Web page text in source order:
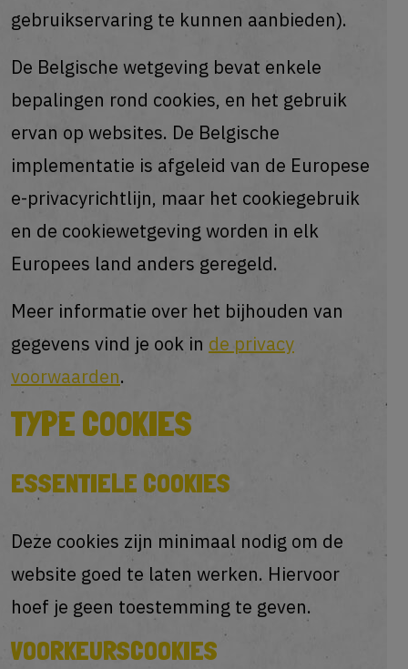
gebruikservaring te kunnen aanbieden).
De Belgische wetgeving bevat enkele
bepalingen rond cookies, en het gebruik
ervan op websites. De Belgische
implementatie is afgeleid van de Europese
e-privacyrichtlijn, maar het cookiegebruik
en de cookiewetgeving worden in elk
Europees land anders geregeld.
Meer informatie over het bijhouden van
gegevens vind je ook in de privacy
voorwaarden.
TYPE COOKIES
ESSENTIELE COOKIES
Deze cookies zijn minimaal nodig om de
website goed te laten werken. Hiervoor
hoef je geen toestemming te geven.
VOORKEURSCOOKIES